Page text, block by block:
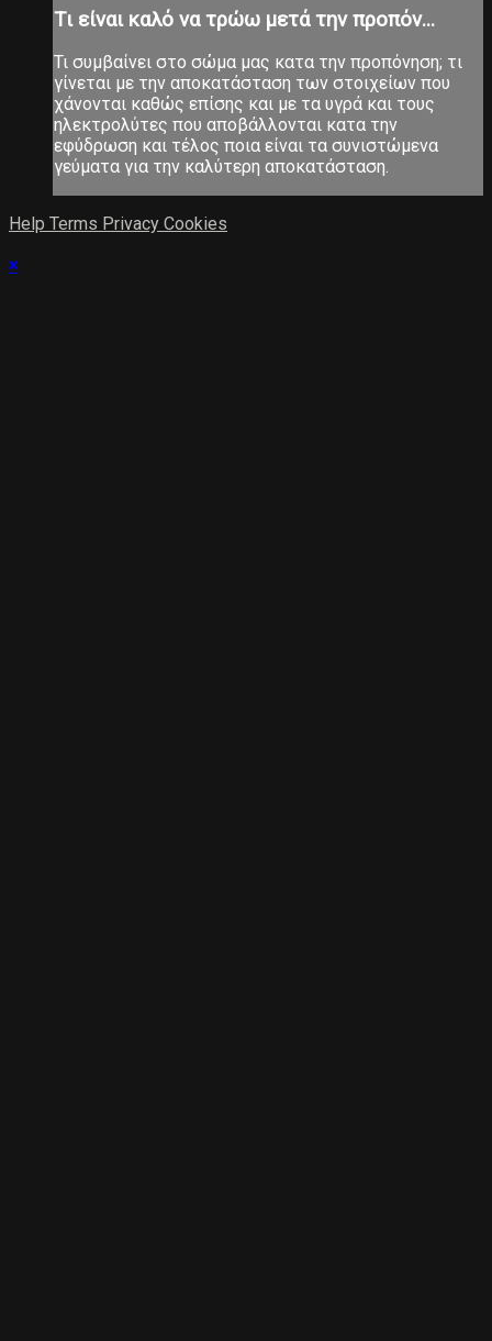
Tι είναι καλό να τρώω μετά την προπόν...
Τι συμβαίνει στο σώμα μας κατα την προπόνηση; τι
γίνεται με την αποκατάσταση των στοιχείων που
χάνονται καθώς επίσης και με τα υγρά και τους
ηλεκτρολύτες που αποβάλλονται κατα την
εφύδρωση και τέλος ποια είναι τα συνιστώμενα
γεύματα για την καλύτερη αποκατάσταση.
Help Terms Privacy Cookies
×